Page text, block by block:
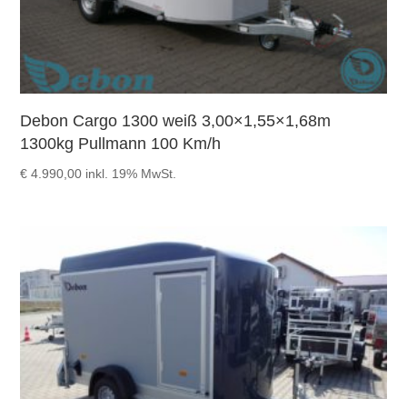
Debon Cargo 1300 weiß 3,00×1,55×1,68m
1300kg Pullmann 100 Km/h
€ 4.990,00 inkl. 19% MwSt.